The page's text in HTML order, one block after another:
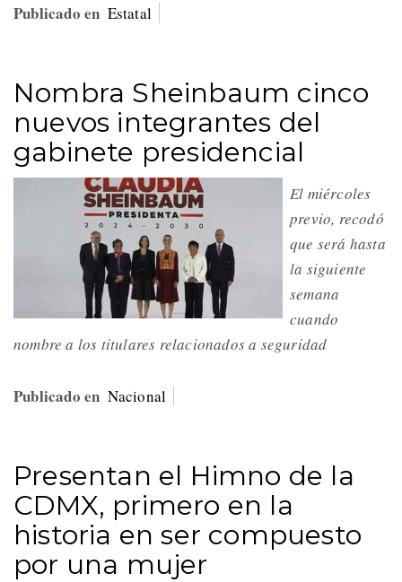
Publicado en Estatal
Nombra Sheinbaum cinco
nuevos integrantes del
gabinete presidencial
El miércoles
previo, recodó
que será hasta
la siguiente
semana
cuando
nombre a los titulares relacionados a seguridad
Publicado en Nacional
Presentan el Himno de la
CDMX, primero en la
historia en ser compuesto
por una mujer